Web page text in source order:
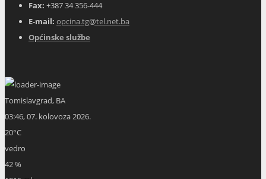
Fax: +387 34 356-444
E-mail: opcina.tg@tel.net.ba
Općinske službe
Tomislavgrad, BA
03:46,07. kolovoza 2026.
20°C
vedro
42 %